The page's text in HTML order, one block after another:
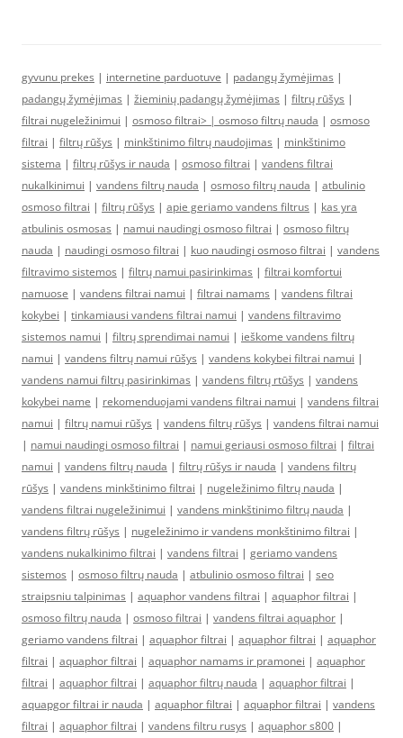
gyvunu prekes | internetine parduotuve | padangų žymėjimas |
padangų žymėjimas | žieminių padangų žymėjimas | filtrų rūšys |
filtrai nugeležinimui | osmoso filtrai> | osmoso filtrų nauda | osmoso
filtrai | filtrų rūšys | minkštinimo filtrų naudojimas | minkštinimo
sistema | filtrų rūšys ir nauda | osmoso filtrai | vandens filtrai
nukalkinimui | vandens filtrų nauda | osmoso filtrų nauda | atbulinio
osmoso filtrai | filtrų rūšys | apie geriamo vandens filtrus | kas yra
atbulinis osmosas | namui naudingi osmoso filtrai | osmoso filtrų
nauda | naudingi osmoso filtrai | kuo naudingi osmoso filtrai | vandens
filtravimo sistemos | filtrų namui pasirinkimas | filtrai komfortui
namuose | vandens filtrai namui | filtrai namams | vandens filtrai
kokybei | tinkamiausi vandens filtrai namui | vandens filtravimo
sistemos namui | filtrų sprendimai namui | ieškome vandens filtrų
namui | vandens filtrų namui rūšys | vandens kokybei filtrai namui |
vandens namui filtrų pasirinkimas | vandens filtrų rtūšys | vandens
kokybei name | rekomenduojami vandens filtrai namui | vandens filtrai
namui | filtrų namui rūšys | vandens filtrų rūšys | vandens filtrai namui
| namui naudingi osmoso filtrai | namui geriausi osmoso filtrai | filtrai
namui | vandens filtrų nauda | filtrų rūšys ir nauda | vandens filtrų
rūšys | vandens minkštinimo filtrai | nugeležinimo filtrų nauda |
vandens filtrai nugeležinimui | vandens minkštinimo filtrų nauda |
vandens filtrų rūšys | nugeležinimo ir vandens monkštinimo filtrai |
vandens nukalkinimo filtrai | vandens filtrai | geriamo vandens
sistemos | osmoso filtrų nauda | atbulinio osmoso filtrai | seo
straipsniu talpinimas | aquaphor vandens filtrai | aquaphor filtrai |
osmoso filtrų nauda | osmoso filtrai | vandens filtrai aquaphor |
geriamo vandens filtrai | aquaphor filtrai | aquaphor filtrai | aquaphor
filtrai | aquaphor filtrai | aquaphor namams ir pramonei | aquaphor
filtrai | aquaphor filtrai | aquaphor filtrų nauda | aquaphor filtrai |
aquapgor filtrai ir nauda | aquaphor filtrai | aquaphor filtrai | vandens
filtrai | aquaphor filtrai | vandens filtru rusys | aquaphor s800 |